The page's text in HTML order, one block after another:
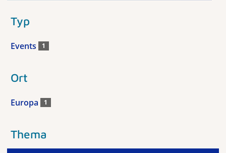
Typ
Events 1
Ort
Europa 1
Thema